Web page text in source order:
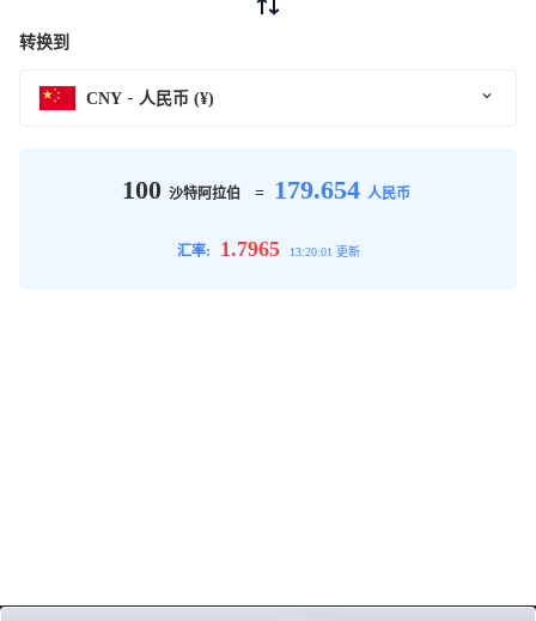
转换到
CNY 人民币 (¥)
100 沙特阿拉伯 = 179.654 人民币
汇率: 1.7965 13:20:01 更新